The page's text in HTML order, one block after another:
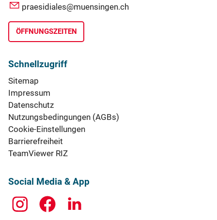
praesidiales@muensingen.ch
ÖFFNUNGSZEITEN
Schnellzugriff
Sitemap
Impressum
Datenschutz
Nutzungsbedingungen (AGBs)
Cookie-Einstellungen
Barrierefreiheit
TeamViewer RIZ
Social Media & App